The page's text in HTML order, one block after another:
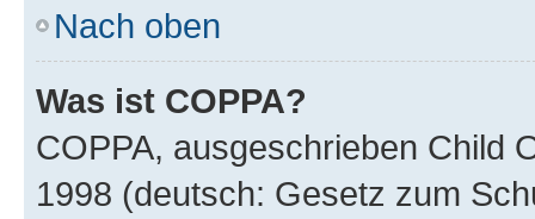
Nach oben
Was ist COPPA?
COPPA, ausgeschrieben Child
1998 (deutsch: Gesetz zum